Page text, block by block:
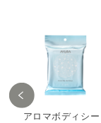
アロマボディシー